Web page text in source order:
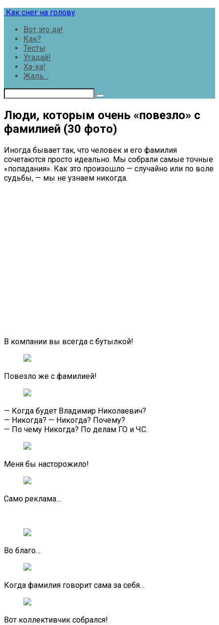
Перейти
контенту
Как снег на голову
Вот это да!
Как?
Тесты
Угадай!
Ха-ха!
Жаль…
Люди, которым очень «повезло» с
фамилией (30 фото)
Иногда бывает так, что человек и его фамилия
сочетаются просто идеально. Мы собрали самые точные
«попадания». Как это произошло — случайно или по воле
судьбы, — мы не узнаем никогда.
В компании вы всегда с бутылкой!
Повезло же с фамилией!
— Когда будет Владимир Николаевич?
— Никогда? — Никогда? Почему?
— По чему Никогда? По делам ГО и ЧС.
Меня бы насторожило!
Само реклама…
Во благо…
Когда фамилия говорит сама за себя…
Вот коллективчик собрался!